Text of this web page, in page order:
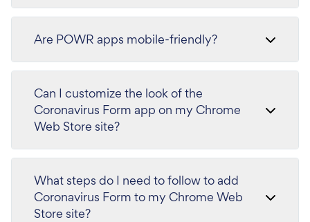
Are POWR apps mobile-friendly?
Can I customize the look of the
Coronavirus Form app on my Chrome
Web Store site?
What steps do I need to follow to add
Coronavirus Form to my Chrome Web
Store site?